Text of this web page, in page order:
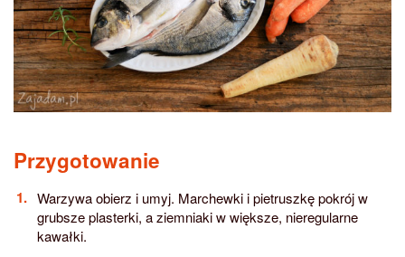
Przygotowanie
Warzywa obierz i umyj. Marchewki i pietruszkę pokrój w
grubsze plasterki, a ziemniaki w większe, nieregularne
kawałki.